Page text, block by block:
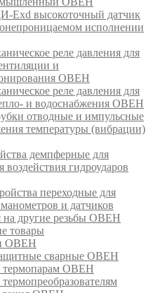
Exd высокоточный датчик
исполнении
реле давления для
и
ОВЕН
реле давления для
и водоснабжения ОВЕН
отводные и импульсные
температуры (вибрации)
демпферные для
воздействия гидроударов
переходные для
и датчиков
на другие резьбы ОВЕН
товары
ОВЕН
сварные ОВЕН
термопарам ОВЕН